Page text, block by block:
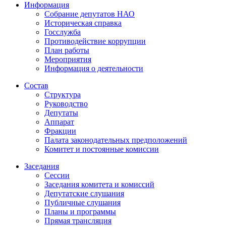
Информация
Собрание депутатов НАО
Историческая справка
Госслужба
Противодействие коррупции
План работы
Мероприятия
Информация о деятельности
Состав
Структура
Руководство
Депутаты
Аппарат
Фракции
Палата законодательных предположений
Комитет и постоянные комиссии
Заседания
Сессии
Заседания комитета и комиссий
Депутатские слушания
Публичные слушания
Планы и программы
Прямая трансляция